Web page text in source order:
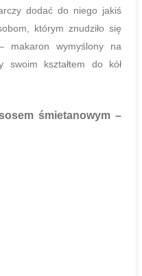
dodać do niego jakiś
którym znudziło się
makaron wymyślony na
swoim kształtem do kół
śmietanowym–